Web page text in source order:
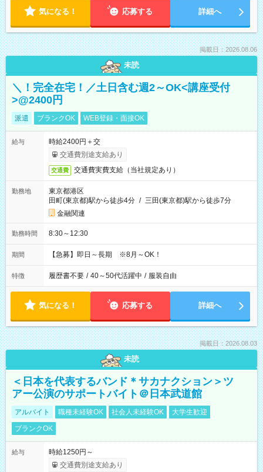
気になる！ 応募する 詳細へ
掲載日：2026.08.06
未読
＼！完全在宅！／土日含む週2～OK<講座受付
>@2400円
派遣 ブランクOK WEB登録・面接OK
給与
時給2400円＋交
交通費別途支給あり
交通費 交通費実費支給（当社規定あり）
勤務地
東京都港区
田町(東京都)駅から徒歩4分 / 三田(東京都)駅から徒歩7分
金融関連
勤務時間 8:30～12:30
期間 【急募】即日～長期 ※8月～OK！
特徴 履歴書不要 / 40～50代活躍中 / 服装自由
気になる！ 応募する 詳細へ
掲載日：2026.08.03
未読
＜日本を代表するバンド＊サカナクション＞ツ
アー公演のサポートバイト＠日本武道館
アルバイト 職種未経験OK 社会人未経験OK
大学生歓迎
ブランクOK
給与
時給1250円～
交通費別途支給あり